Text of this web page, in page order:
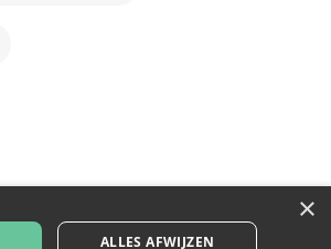
×
ALLES AFWIJZEN